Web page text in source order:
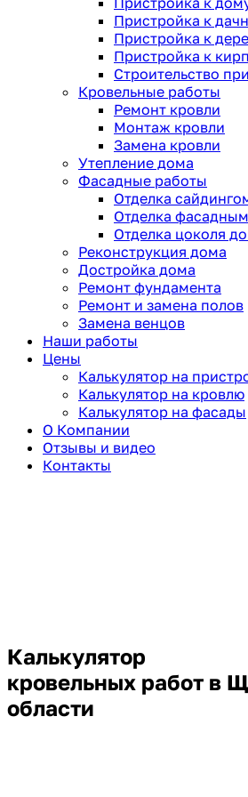
Пристройка к
Пристройка к
Пристройка к
Строительство
Кровельные работы
Ремонт кровли
Монтаж кровли
Замена кровли
Утепление дома
Фасадные работы
Отделка
Отделка
Отделка цоколя
Реконструкция дома
Достройка дома
Ремонт фундамента
Ремонт и замена полов
Замена венцов
Наши работы
Цены
Калькулятор на
Калькулятор на кровлю
Калькулятор на фасады
О Компании
Отзывы и видео
Контакты
Калькулятор
кровельных работ в
области